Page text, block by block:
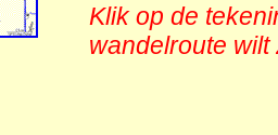
Klik op de
wandelroute wilt